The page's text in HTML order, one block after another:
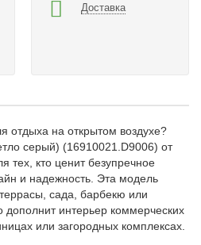
Доставка
отдыха на открытом воздухе?
серый) (16910021.D9006) от
тех, кто ценит безупречное
и надежность. Эта модель
сада, барбекю или
дополнит интерьер коммерческих
или загородных комплексах.